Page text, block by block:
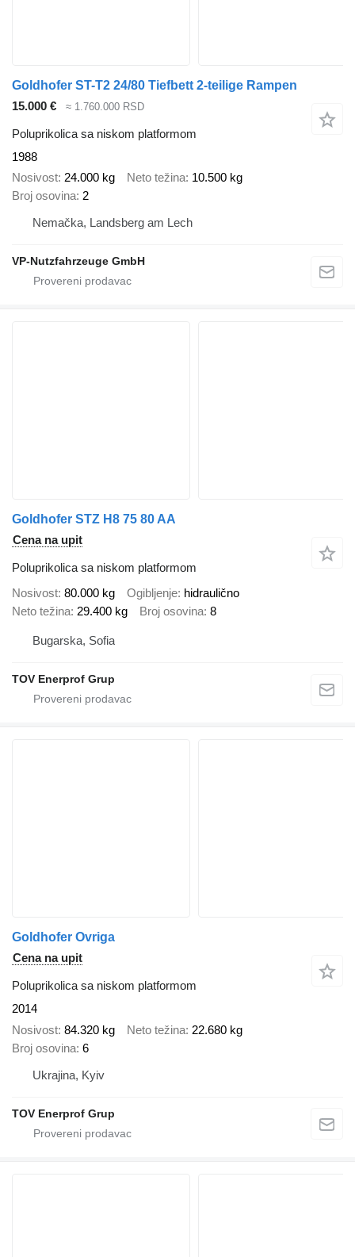
Goldhofer ST-T2 24/80 Tiefbett 2-teilige Rampen
15.000 €
≈ 1.760.000 RSD
Poluprikolica sa niskom platformom
1988
Nosivost 24.000 kg Neto težina 10.500 kg
Broj osovina 2
Nemačka, Landsberg am Lech
VP-Nutzfahrzeuge GmbH
Goldhofer STZ H8 75 80 AA
Cena na upit
Poluprikolica sa niskom platformom
Nosivost 80.000 kg Ogibljenje hidraulično
Neto težina 29.400 kg Broj osovina 8
Bugarska, Sofia
TOV Enerprof Grup
Goldhofer Ovriga
Cena na upit
Poluprikolica sa niskom platformom
2014
Nosivost 84.320 kg Neto težina 22.680 kg
Broj osovina 6
Ukrajina, Kyiv
TOV Enerprof Grup